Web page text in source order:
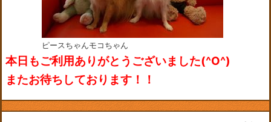
ピースちゃんモコちゃん
本日もご利用ありがとうございました(^O^)
またお待ちしております！！